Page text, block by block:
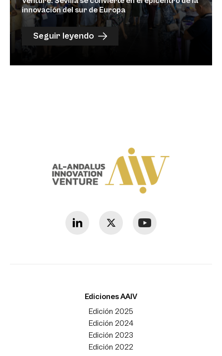
innovación del sur de Europa
Seguir leyendo
Ediciones AAIV
Edición 2025
Edición 2024
Edición 2023
Edición 2022